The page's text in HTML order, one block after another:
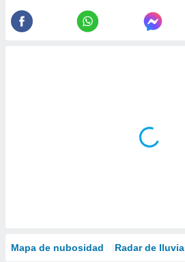
Mapa de nubosidad Radar de lluvia